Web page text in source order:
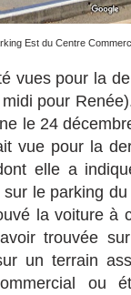
Est du Centre
vues pour la
pour
le 24
vue pour la
elle a
le parking
la voiture à
trouvée
un terrain
ou